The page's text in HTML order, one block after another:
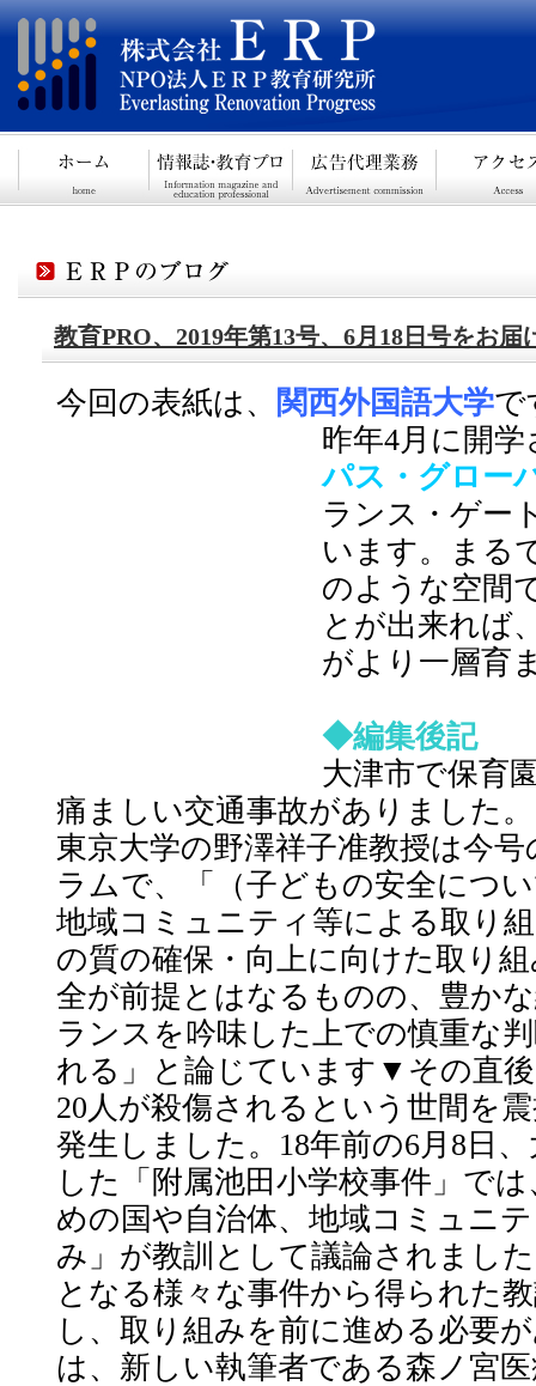
教育PRO、2019年第13号、6月18日号をお届
今回の表紙は、 関西外国語大学で
昨年4月に開
パス・グロー
ランス・ゲー
います。まる
のような空間
とが出来れば
がより一層育
◆編集後記
大津市で保育
痛ましい交通事故がありました
東京大学の野澤祥子准教授は今
ラムで、「（子どもの安全につ
地域コミュニティ等による取り
の質の確保・向上に向けた取り
全が前提とはなるものの、豊か
ランスを吟味した上での慎重な
れる」と論じています▼その直
20人が殺傷されるという世間を
発生しました。18年前の6月8日
した「附属池田小学校事件」で
めの国や自治体、地域コミュニ
み」が教訓として議論されまし
となる様々な事件から得られた
し、取り組みを前に進める必要
は、新しい執筆者である森ノ宮